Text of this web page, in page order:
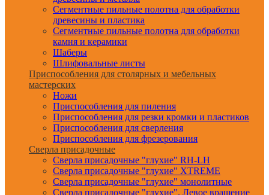
Сегментные пильные полотна для обработки
древесины и пластика
Сегментные пильные полотна для обработки
камня и керамики
Шаберы
Шлифовальные листы
Приспособления для столярных и мебельных
мастерских
Ножи
Приспособления для пиления
Приспособления для резки кромки и пластиков
Приспособления для сверления
Приспособления для фрезерования
Сверла присадочные
Сверла присадочные "глухие" RH-LH
Сверла присадочные "глухие" XTREME
Сверла присадочные "глухие" монолитные
Сверла присадочные "глухие". Левое вращение